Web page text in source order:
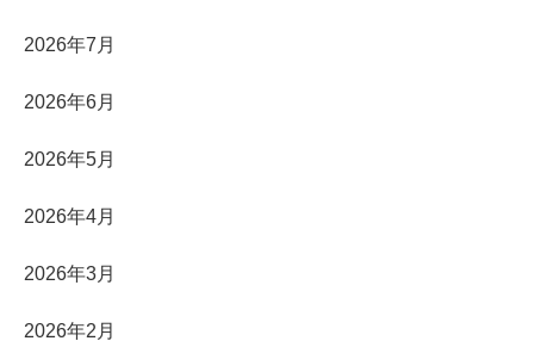
2026年7月
2026年6月
2026年5月
2026年4月
2026年3月
2026年2月